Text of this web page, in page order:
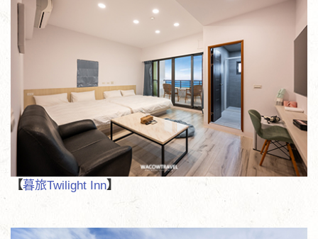
【暮旅Twilight Inn】